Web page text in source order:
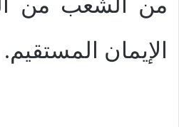
الإيمان المستقيم.